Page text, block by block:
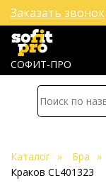
СОФИТ-ПРО
Заказать звонок
Каталог Бра
Краков CL401323